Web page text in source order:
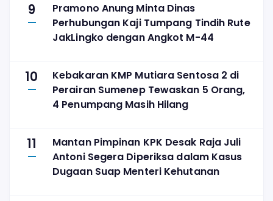
9
Pramono Anung Minta Dinas
Perhubungan Kaji Tumpang Tindih Rute
JakLingko dengan Angkot M-44
10
Kebakaran KMP Mutiara Sentosa 2 di
Perairan Sumenep Tewaskan 5 Orang,
4 Penumpang Masih Hilang
11
Mantan Pimpinan KPK Desak Raja Juli
Antoni Segera Diperiksa dalam Kasus
Dugaan Suap Menteri Kehutanan